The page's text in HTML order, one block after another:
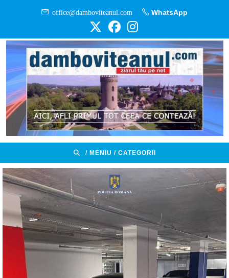
office@damboviteanul.com WhatsApp
/ MENIU / CATEGORII